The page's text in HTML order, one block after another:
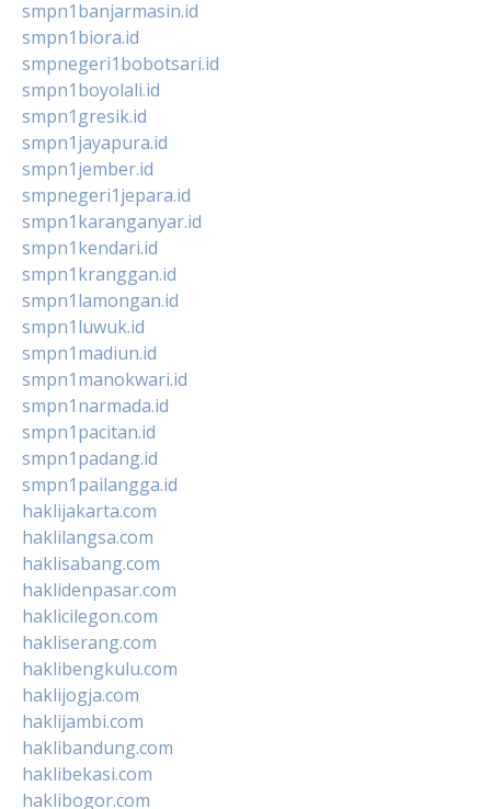
smpn1banjarmasin.id
smpn1biora.id
smpnegeri1bobotsari.id
smpn1boyolali.id
smpn1gresik.id
smpn1jayapura.id
smpn1jember.id
smpnegeri1jepara.id
smpn1karanganyar.id
smpn1kendari.id
smpn1kranggan.id
smpn1lamongan.id
smpn1luwuk.id
smpn1madiun.id
smpn1manokwari.id
smpn1narmada.id
smpn1pacitan.id
smpn1padang.id
smpn1pailangga.id
haklijakarta.com
haklilangsa.com
haklisabang.com
haklidenpasar.com
haklicilegon.com
hakliserang.com
haklibengkulu.com
haklijogja.com
haklijambi.com
haklibandung.com
haklibekasi.com
haklibogor.com